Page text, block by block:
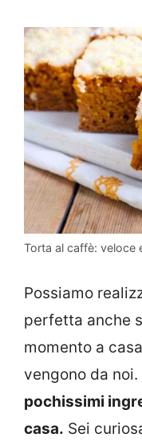
Torta al caffè: veloce
Possiamo
perfetta anche
momento a
vengono da noi.
pochissimi
casa. Sei